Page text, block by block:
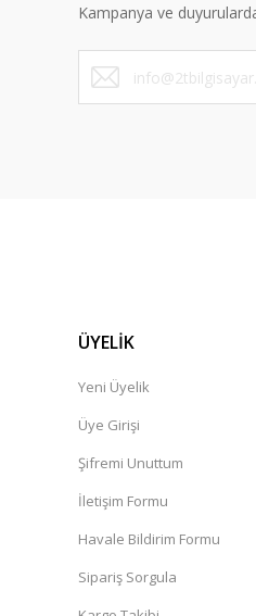
Ürün fiyatı diğer
Bu ürüne benzer
Kampanya ve
ÜYELİK
Yeni Üyelik
Üye Girişi
Şifremi Unuttum
İletişim Formu
Havale Bildirim Formu
Sipariş Sorgula